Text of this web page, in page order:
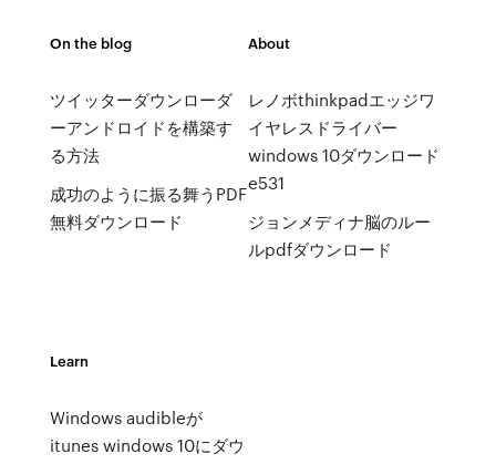
On the blog
ツイッターダウンローダ
ーアンドロイドを構築す
る方法
成功のように振る舞うPDF
無料ダウンロード
About
レノボthinkpadエッジワ
イヤレスドライバー
windows 10ダウンロード
e531
ジョンメディナ脳のルー
ルpdfダウンロード
Learn
Windows audibleが
itunes windows 10にダウ